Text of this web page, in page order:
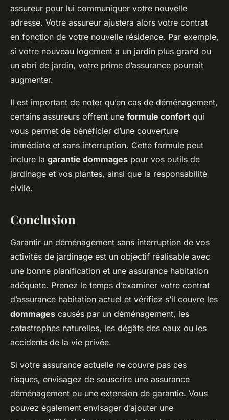
assureur pour lui communiquer votre nouvelle
adresse. Votre assureur ajustera alors votre contrat
en fonction de votre nouvelle résidence. Par exemple,
si votre nouveau logement a un jardin plus grand ou
un abri de jardin, votre prime d’assurance pourrait
augmenter.
Il est important de noter qu’en cas de déménagement,
certains assureurs offrent une formule confort qui
vous permet de bénéficier d’une couverture
immédiate et sans interruption. Cette formule peut
inclure la garantie dommages pour vos outils de
jardinage et vos plantes, ainsi que la responsabilité
civile.
Conclusion
Garantir un déménagement sans interruption de vos
activités de jardinage est un objectif réalisable avec
une bonne planification et une assurance habitation
adéquate. Prenez le temps d’examiner votre contrat
d’assurance habitation actuel et vérifiez s’il couvre les
dommages causés par un déménagement, les
catastrophes naturelles, les dégâts des eaux ou les
accidents de la vie privée.
Si votre assurance actuelle ne couvre pas ces
risques, envisagez de souscrire une assurance
déménagement ou une extension de garantie. Vous
pouvez également envisager d’ajouter une